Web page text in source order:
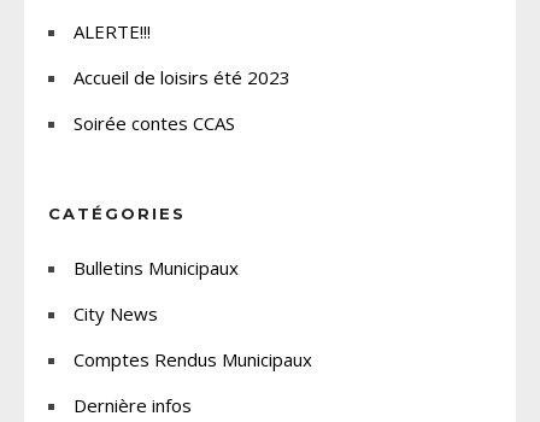
ALERTE!!!
Accueil de loisirs été 2023
Soirée contes CCAS
CATÉGORIES
Bulletins Municipaux
City News
Comptes Rendus Municipaux
Dernière infos